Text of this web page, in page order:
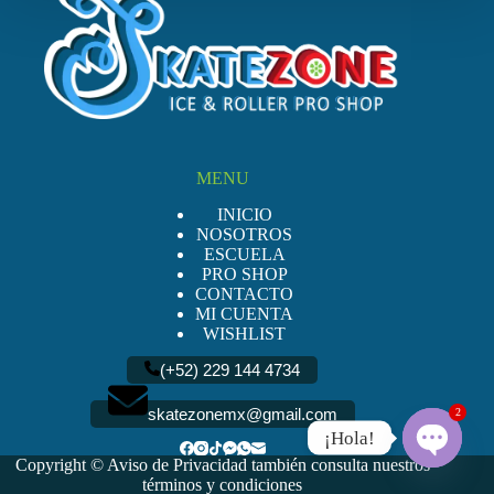
opciones
se
pueden
elegir
en
la
MENU
INICIO
NOSOTROS
ESCUELA
PRO SHOP
CONTACTO
MI CUENTA
WISHLIST
(+52) 229 144 4734
skatezonemx@gmail.com
Copyright ©Aviso de Privacidadtambién consulta nuestros
términos y condiciones
¡Hola!
2